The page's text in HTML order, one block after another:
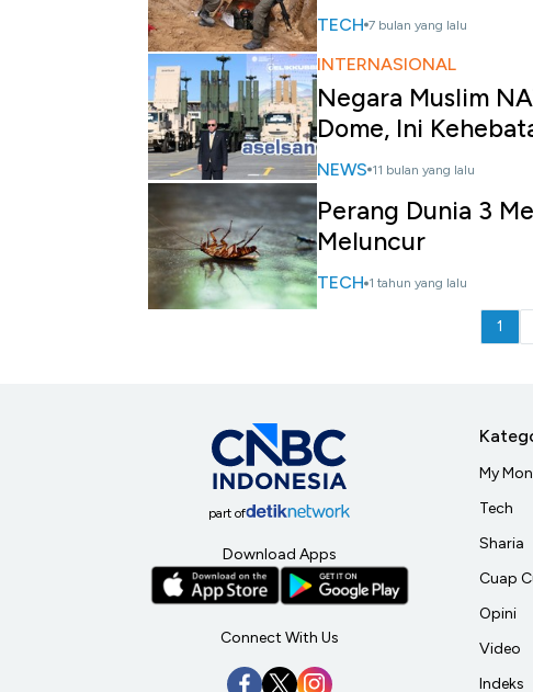
TECH 7 bulan yang lalu
INTERNASIONAL
Negara Muslim
Dome, Ini
NEWS 11 bulan yang lalu
Perang Dunia 3
Meluncur
TECH 1 tahun yang lalu
1
part of
Download Apps
Connect With Us
My
Tech
Sharia
Cuap
Opini
Video
Indeks